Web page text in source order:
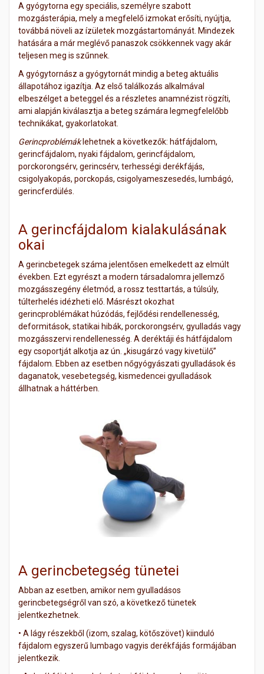
A gyógytorna egy speciális, személyre szabott
mozgásterápia, mely a megfelelő izmokat erősíti, nyújtja,
továbbá növeli az ízületek mozgástartományát. Mindezek
hatására a már meglévő panaszok csökkennek vagy akár
teljesen meg is szűnnek.
A gyógytornász a gyógytornát mindig a beteg aktuális
állapotához igazítja. Az első találkozás alkalmával
elbeszélget a beteggel és a részletes anamnézist rögzíti,
ami alapján kiválasztja a beteg számára legmegfelelőbb
technikákat, gyakorlatokat.
Gerincproblémáklehetnek a következők: hátfájdalom,
gerincfájdalom, nyaki fájdalom, gerincfájdalom,
porckorongsérv, gerincsérv, terhességi derékfájás,
csigolyakopás, porckopás, csigolyameszesedés, lumbágó,
gerincferdülés.
A gerincfájdalom kialakulásának
okai
A gerincbetegek száma jelentősen emelkedett az elmúlt
években. Ezt egyrészt a modern társadalomra jellemző
mozgásszegény életmód, a rossz testtartás, a túlsúly,
túlterhelés idézheti elő. Másrészt okozhat
gerincproblémákat húzódás, fejlődési rendellenesség,
deformitások, statikai hibák, porckorongsérv, gyulladás vagy
mozgásszervi rendellenesség. A deréktáji és hátfájdalom
egy csoportját alkotja az ún. „kisugárzó vagy kivetülő”
fájdalom. Ebben az esetben nőgyógyászati gyulladások és
daganatok, vesebetegség, kismedencei gyulladások
állhatnak a háttérben.
A gerincbetegség tünetei
Abban az esetben, amikor nem gyulladásos
gerincbetegségről van szó, a következő tünetek
jelentkezhetnek.
• A lágy részekből (izom, szalag, kötőszövet) kiinduló
fájdalom egyszerű lumbago vagyis derékfájás formájában
jelentkezik.